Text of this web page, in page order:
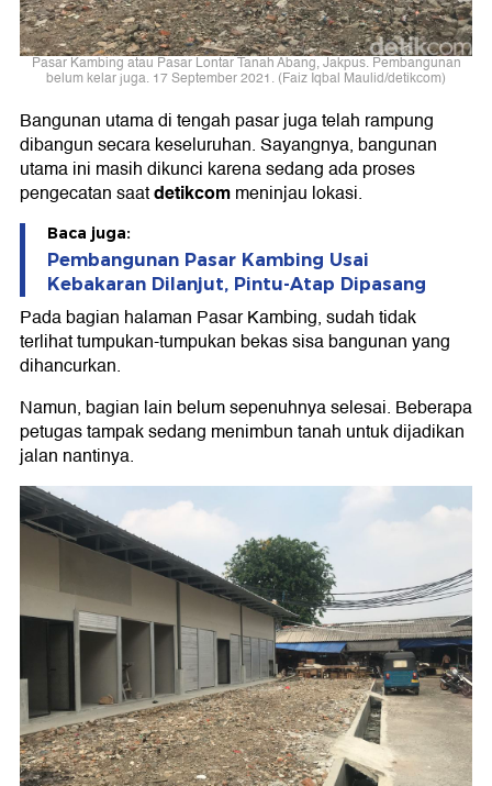
Pasar Kambing atau Pasar Lontar Tanah Abang, Jakpus. Pembangunan
belum kelar juga. 17 September 2021. (Faiz Iqbal Maulid/detikcom)
Bangunan utama di tengah pasar juga telah rampung
dibangun secara keseluruhan. Sayangnya, bangunan
utama ini masih dikunci karena sedang ada proses
pengecatan saatdetikcommeninjau lokasi.
Baca juga:
Pembangunan Pasar Kambing Usai
Kebakaran Dilanjut, Pintu-Atap Dipasang
Pada bagian halaman Pasar Kambing, sudah tidak
terlihat tumpukan-tumpukan bekas sisa bangunan yang
dihancurkan.
Namun, bagian lain belum sepenuhnya selesai. Beberapa
petugas tampak sedang menimbun tanah untuk dijadikan
jalan nantinya.